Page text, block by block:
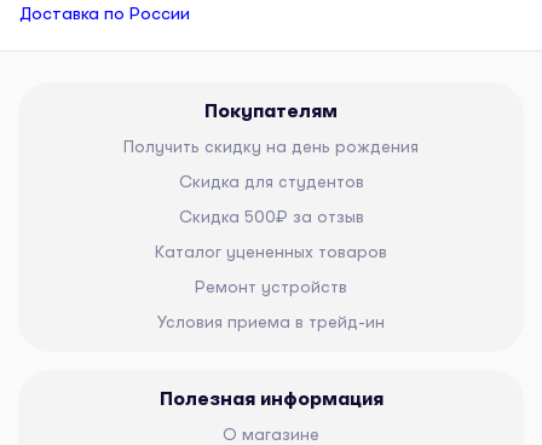
Доставка по России
Покупателям
Получить скидку на день рождения
Скидка для студентов
Скидка 500₽ за отзыв
Каталог уцененных товаров
Ремонт устройств
Условия приема в трейд-ин
Полезная информация
О магазине